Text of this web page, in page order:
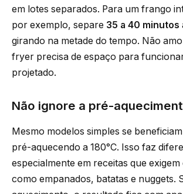
em lotes separados. Para um frango
por exemplo, separe 35 a 40 minutos
girando na metade do tempo. Não
fryer precisa de espaço para
projetado.
Não ignore a pré-
Mesmo modelos simples se
pré-aquecendo a 180°C. Isso faz
especialmente em receitas que
como empanados, batatas e nuggets.